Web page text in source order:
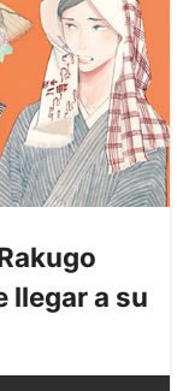
llegar a su